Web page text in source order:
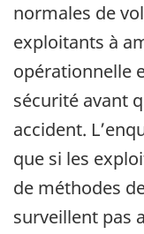
normales de
exploitants à
opérationnelle
sécurité avant
accident.
que si les
de méthodes
surveillent pas